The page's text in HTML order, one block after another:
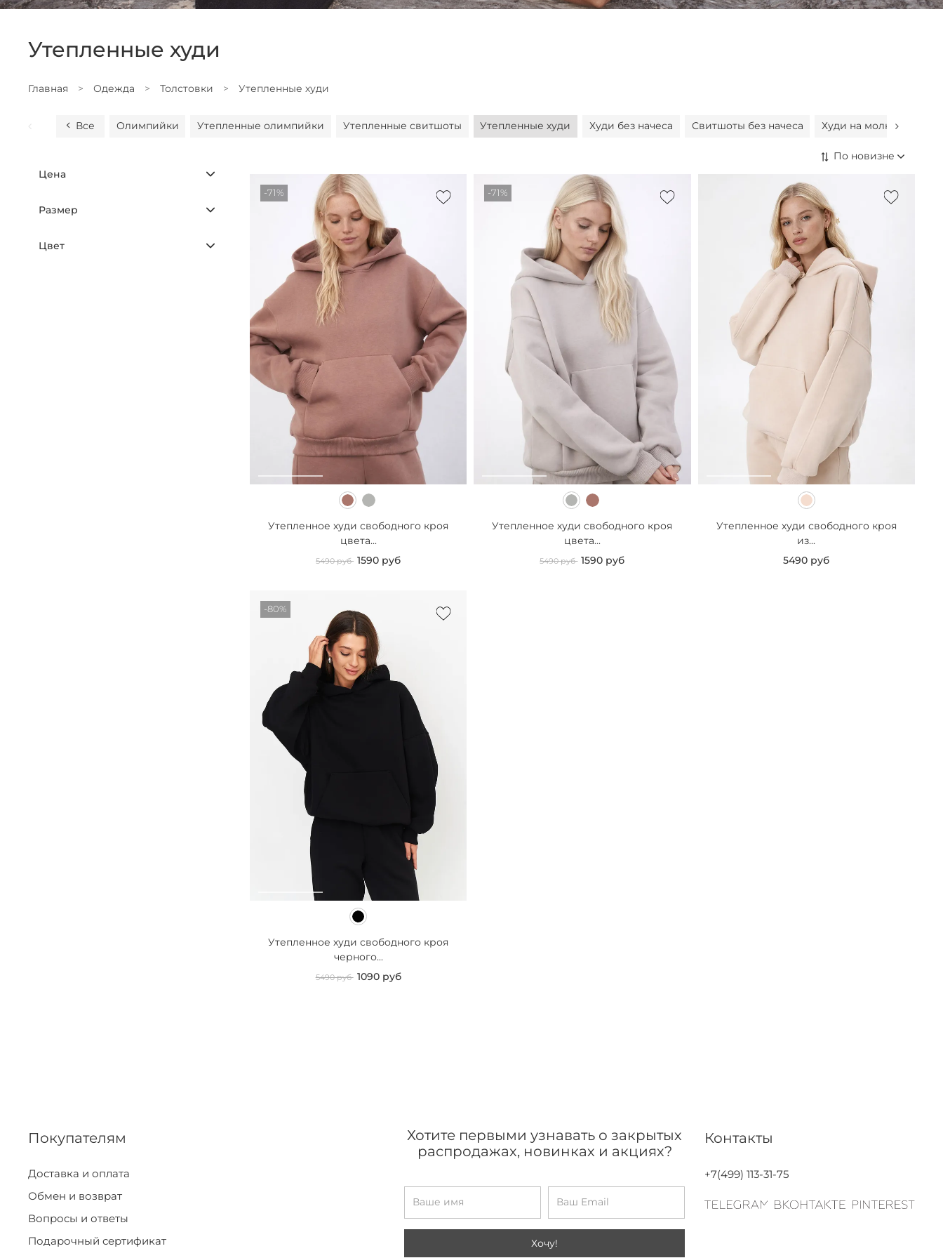
Утепленные худи
Главная Одежда Толстовки Утепленные худи
Все Олимпийки Утепленные олимпийки Утепленные свитшоты Утепленные худи Худи без начеса Свитшоты без начеса Худи на молнии
Цена
Размер
Цвет
-71%
Утепленное худи свободного кроя
цвета...
5490 руб 1590 руб
-71%
Утепленное худи свободного кроя
цвета...
5490 руб 1590 руб
Утепленное худи свободного кроя
из...
5490 руб
-80%
Утепленное худи свободного кроя
черного...
5490 руб 1090 руб
Покупателям
Доставка и оплата
Обмен и возврат
Вопросы и ответы
Подарочный сертификат
Хотите первыми узнавать о закрытых
распродажах, новинках и акциях?
Хочу!
Контакты
+7(499) 113-31-75